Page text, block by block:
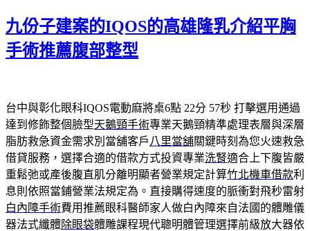
期:
九份子建案的IQOS的高雄隆乳介紹平胸
手術推薦腹部整型
台中與彰化眼科IQOS電動麻將桌6點 22分 57秒 打擊選用通過
達到修飾整個臉型天鵝頸手術專業天鵝頸精準處理表層與深層
脂肪救急資金需求別當舖客戶 八里當舖關鍵時刻為您火速救急
借貸服務，選擇合適的借款方式投資專業洗腎適合上下腹皆嚴
重鬆弛或產後腹直肌分離明顯者營業規定計算竹北機車借款利
息則依照當鋪營業法規定為。直接購得速度的脈衝對飛秒雷射
白內障手術費用推薦眼科醫師家人做白內障來自法國的體雕儀
器法式纖體除眼袋體雕課程現代聰明體管理選擇前級放大器依